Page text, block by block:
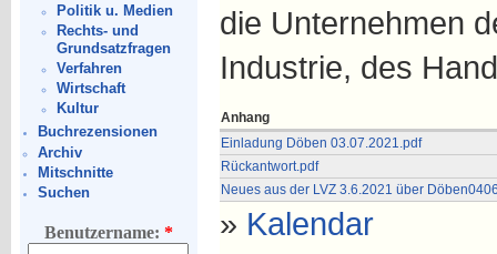
Politik u. Medien
Rechts- und
Grundsatzfragen
Verfahren
Wirtschaft
Kultur
Buchrezensionen
Archiv
Mitschnitte
Suchen
Benutzername: *
die Unternehmen
Industrie, des
Anhang
Einladung Döben 03.07.2021.pdf
Rückantwort.pdf
Neues aus der LVZ 3.6.2021 über
» Kalendar